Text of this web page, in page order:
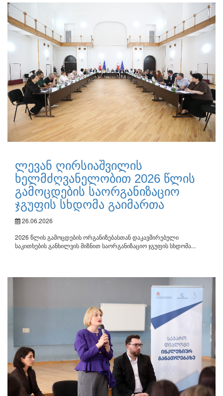
ლევან ღირსიაშვილის
ხელმძღვანელობით 2026 წლის
გამოცდების საორგანიზაციო
ჯგუფის სხდომა გაიმართა
26.06.2026
2026 წლის გამოცდების ორგანიზებასთან დაკავშირებული
საკითხების განხილვის მიზნით საორგანიზაციო ჯგუფის სხდომა...